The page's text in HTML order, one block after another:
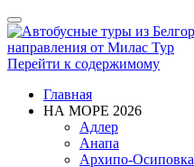
Показать/
Скрыть
навигацию
Перейти к содержимому
Главная
НА МОРЕ 2026
Адлер
Анапа
Архипо-Осиповка